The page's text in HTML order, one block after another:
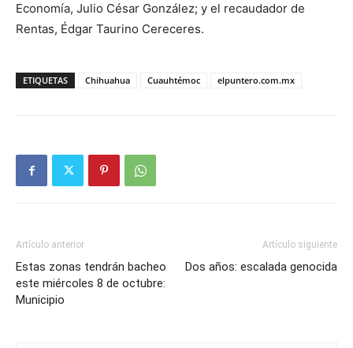
Economía, Julio César González; y el recaudador de
Rentas, Édgar Taurino Cereceres.
ETIQUETAS Chihuahua Cuauhtémoc elpuntero.com.mx
Artículo anterior
Estas zonas tendrán bacheo
este miércoles 8 de octubre:
Municipio
Artículo siguiente
Dos años: escalada genocida